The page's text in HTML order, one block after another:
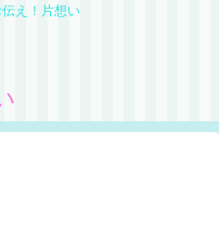
え！片想い